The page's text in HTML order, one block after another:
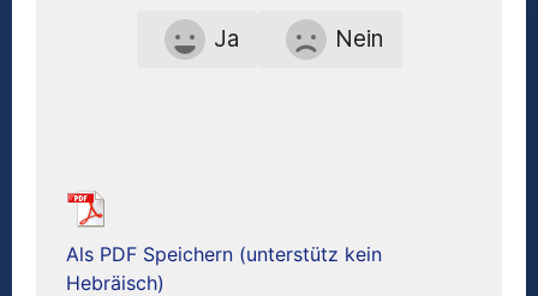
Ja Nein
Als PDF Speichern (unterstütz kein
Hebräisch)